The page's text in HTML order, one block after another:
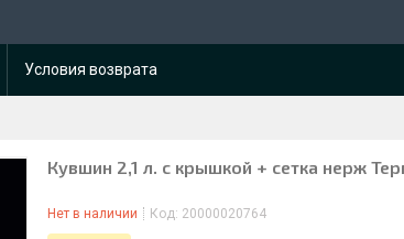
Условия возврата
Кувшин 2,1 л. с крышкой + сетка нерж
Нет в наличии Код: 20000020764